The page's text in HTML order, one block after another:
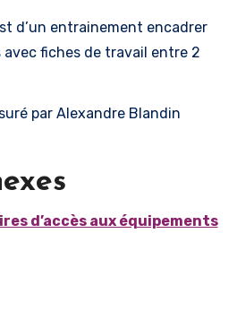
d’un entrainement encadrer
fiches de travail entre 2
par Alexandre Blandin
d’accès aux équipements